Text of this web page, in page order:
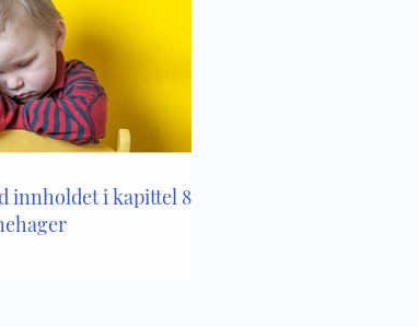
innholdet i kapittel 8 i